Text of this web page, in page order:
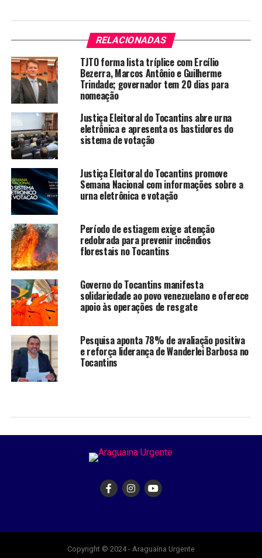
RELACIONADAS
TJTO forma lista tríplice com Ercílio
Bezerra, Marcos Antônio e Guilherme
Trindade; governador tem 20 dias para
nomeação
Justiça Eleitoral do Tocantins abre urna
eletrônica e apresenta os bastidores do
sistema de votação
Justiça Eleitoral do Tocantins promove
Semana Nacional com informações sobre a
urna eletrônica e votação
Período de estiagem exige atenção
redobrada para prevenir incêndios
florestais no Tocantins
Governo do Tocantins manifesta
solidariedade ao povo venezuelano e oferece
apoio às operações de resgate
Pesquisa aponta 78% de avaliação positiva
e reforça liderança de Wanderlei Barbosa no
Tocantins
Copyright © 2024 - Araguaína Urgente